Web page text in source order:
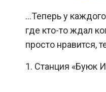
…Теперь у
где кто-то ждал
просто нравится,
1. Станция «Буюк